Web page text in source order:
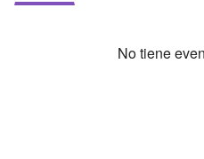
No tiene